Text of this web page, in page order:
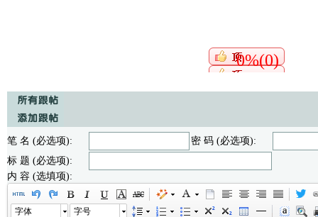
0%(0)
笔 名 (必选项):
密 码 (必选项):
标 题 (必选项):
内 容 (选填项):
字体 字号